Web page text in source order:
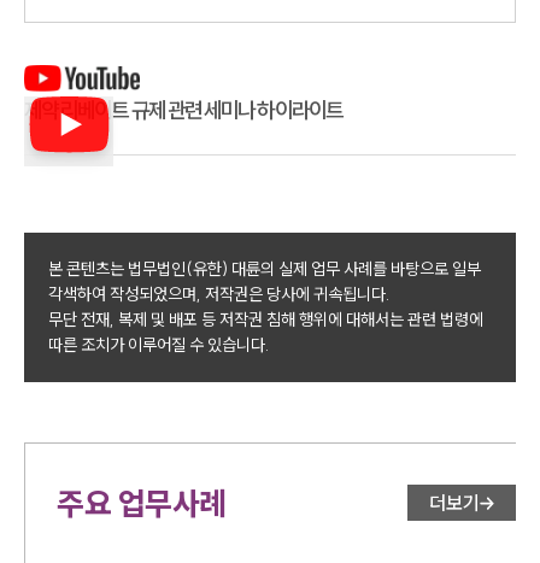
제약 리베이트 규제 관련 세미나 하이라이트
본 콘텐츠는 법무법인(유한) 대륜의 실제 업무 사례를 바탕으로 일부
각색하여 작성되었으며, 저작권은 당사에 귀속됩니다.
무단 전재, 복제 및 배포 등 저작권 침해 행위에 대해서는 관련 법령에
따른 조치가 이루어질 수 있습니다.
주요 업무사례 더보기